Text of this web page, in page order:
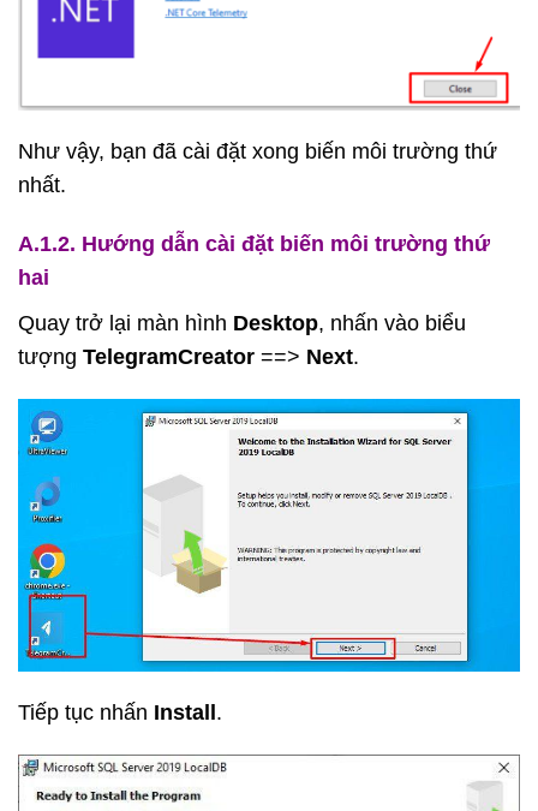
Như vậy, bạn đã cài đặt xong biến môi trường thứ
nhất.
A.1.2. Hướng dẫn cài đặt biến môi trường thứ
hai
Quay trở lại màn hình Desktop, nhấn vào biểu
tượng TelegramCreator ==> Next.
Tiếp tục nhấn Install .